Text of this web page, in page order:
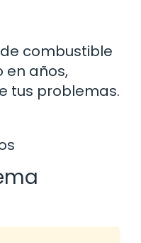
combustible
en años,
tus problemas.